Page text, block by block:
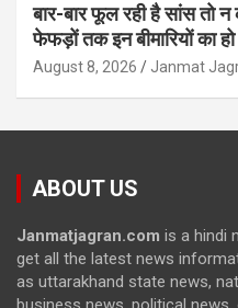
बार-बार फूल रही है सांस
फेफड़ों तक इन बीमारियों का
August 8, 2026 Janmat
ABOUT US
Janmatjagran.com is a hindi
get all the latest news
as uttarakhand state news,